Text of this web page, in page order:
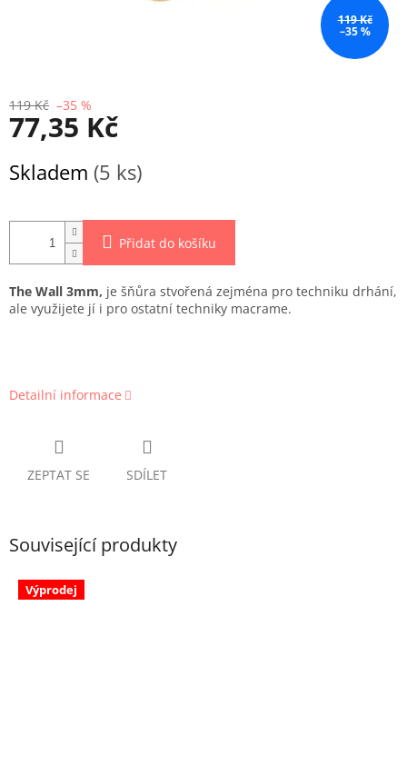
119 Kč
–35 %
119 Kč –35 %
77,35 Kč
cena:
Skladem (5 ks)
Přidat do košíku
The Wall 3mm, je šňůra stvořená zejména pro techniku drhání,
ale využijete jí i pro ostatní techniky macrame.
Detailní informace
ZEPTAT SE SDÍLET
Související produkty
Výprodej